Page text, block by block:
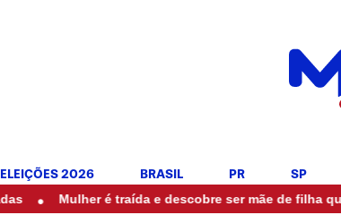
ELEIÇÕES 2026 BRASIL PR SP
Mulher é traída e descobre ser mãe de filha que nunca